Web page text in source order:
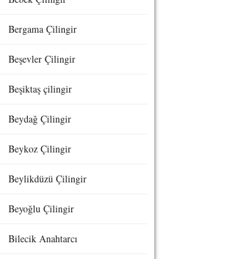
Bergama Çilingir
Beşevler Çilingir
Beşiktaş çilingir
Beydağ Çilingir
Beykoz Çilingir
Beylikdüzü Çilingir
Beyoğlu Çilingir
Bilecik Anahtarcı